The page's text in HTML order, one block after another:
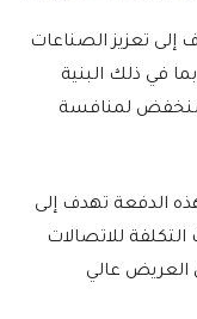
إلى تعزيز الصناعات
في ذلك البنية
منخفض لمنافسة
الدفعة تهدف إلى
للاتصالات
العريض عالي